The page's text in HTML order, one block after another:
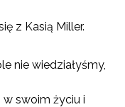
z Kasią Miller.
nie wiedziałyśmy,
w swoim życiu i